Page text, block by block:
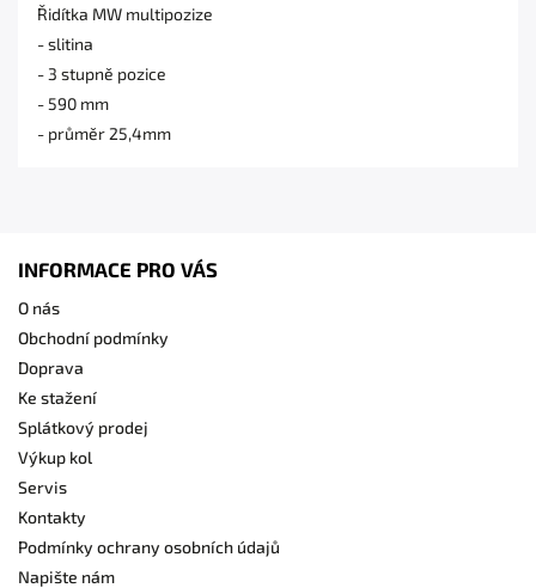
Řidítka MW multipozize
- slitina
- 3 stupně pozice
- 590 mm
- průměr 25,4mm
INFORMACE PRO VÁS
O nás
Obchodní podmínky
Doprava
Ke stažení
Splátkový prodej
Výkup kol
Servis
Kontakty
Podmínky ochrany osobních údajů
Napište nám